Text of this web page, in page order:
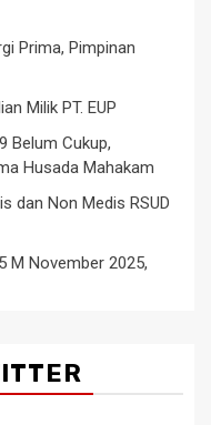
Prima, Pimpinan
Milik PT. EUP
Belum Cukup,
Husada Mahakam
dan Non Medis RSUD
M November 2025,